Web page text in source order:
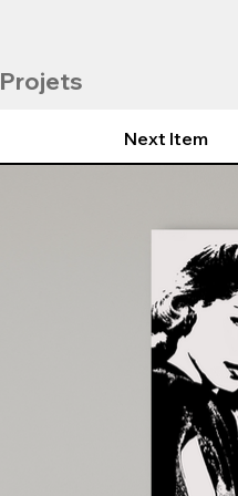
Projets
Next Item